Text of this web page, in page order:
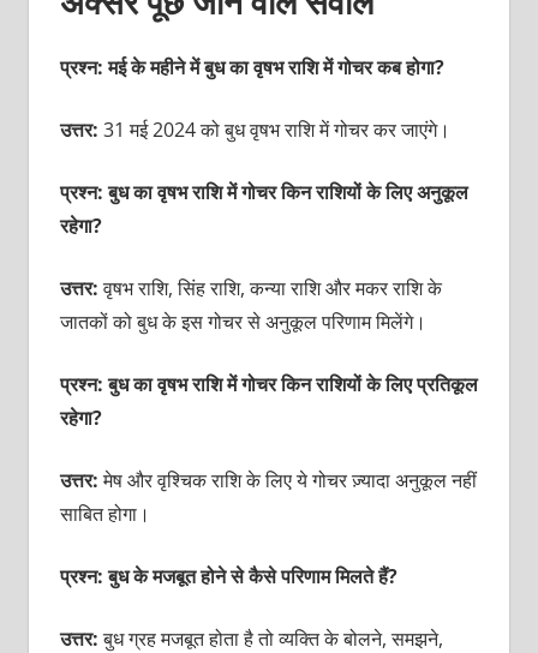
प्रश्न:मई के महीने में बुध का वृषभ राशि में गोचर कब होगा?
उत्तर: 31 मई 2024 को बुध वृषभ राशि में गोचर कर जाएंगे।
प्रश्न:बुध का वृषभ राशि में गोचर किन राशियों के लिए अनुकूल
रहेगा?
उत्तर:वृषभ राशि, सिंह राशि, कन्या राशि और मकर राशि के
जातकों को बुध के इस गोचर से अनुकूल परिणाम मिलेंगे।
प्रश्न:बुध का वृषभ राशि में गोचर किन राशियों के लिए प्रतिकूल
रहेगा?
उत्तर:मेष और वृश्चिक राशि के लिए ये गोचर ज़्यादा अनुकूल नहीं
साबित होगा।
प्रश्न:बुध के मजबूत होने से कैसे परिणाम मिलते हैं?
उत्तर:बुध ग्रह मजबूत होता है तो व्यक्ति के बोलने, समझने,